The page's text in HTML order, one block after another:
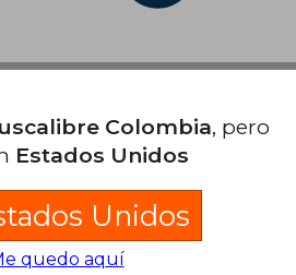
Colombia, pero
Estados Unidos
Unidos
quedo aquí